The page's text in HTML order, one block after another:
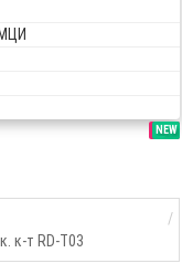
SALE
NEW
к-т RD-T03